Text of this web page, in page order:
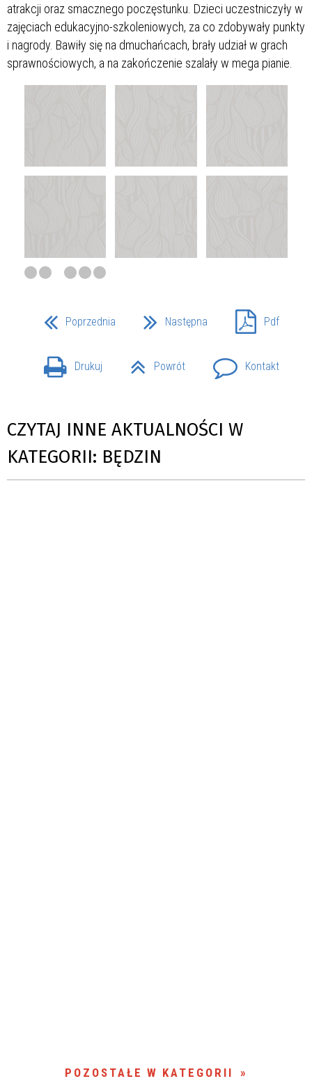
atrakcji oraz smacznego poczęstunku. Dzieci uczestniczyły w
zajęciach edukacyjno-szkoleniowych, za co zdobywały punkty
i nagrody. Bawiły się na dmuchańcach, brały udział w grach
sprawnościowych, a na zakończenie szalały w mega pianie.
Poprzednia Następna Pdf
Drukuj Powrót Kontakt
CZYTAJ INNE AKTUALNOŚCI W
KATEGORII: BĘDZIN
POZOSTAŁE W KATEGORII